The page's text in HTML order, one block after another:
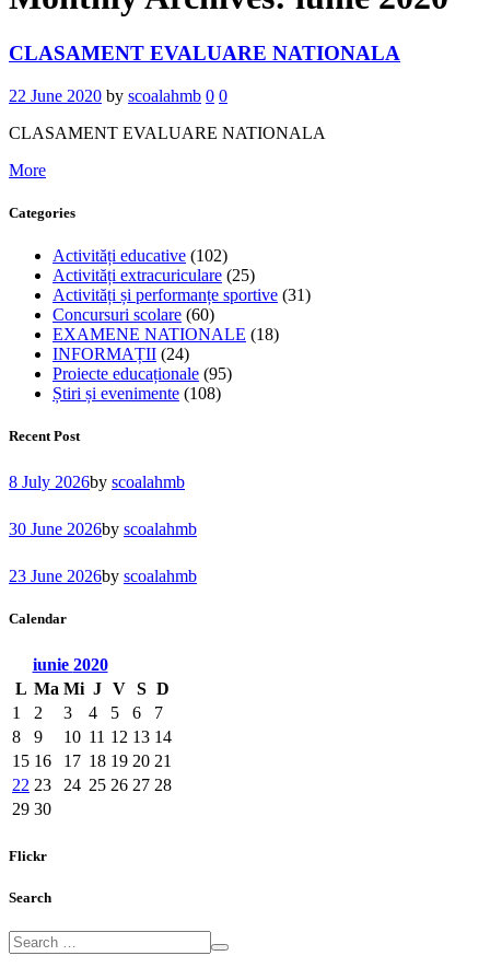
CLASAMENT EVALUARE NATIONALA
22 June 2020 by scoalahmb 0 0
CLASAMENT EVALUARE NATIONALA
More
Categories
Activități educative (102)
Activități extracuriculare (25)
Activități și performanțe sportive (31)
Concursuri scolare (60)
EXAMENE NATIONALE (18)
INFORMAȚII (24)
Proiecte educaționale (95)
Știri și evenimente (108)
Recent Post
8 July 2026by scoalahmb
30 June 2026by scoalahmb
23 June 2026by scoalahmb
Calendar
iunie 2020
L Ma Mi J V S D
1
2 3 4 5 6
7
8
9 10 11 12 13 14
15 16 17 18 19 20 21
22 23 24 25 26 27 28
29 30
Flickr
Search